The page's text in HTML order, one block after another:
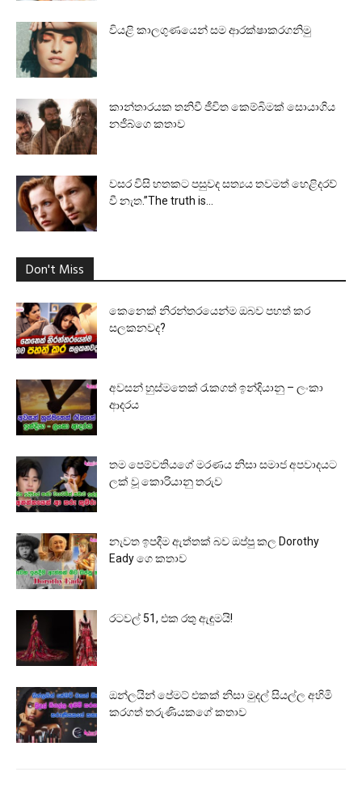
වියළි කාලගුණයෙන් සම ආරක්ෂාකරගනිමු
කාන්තාරයක තනිවී ජීවිත කෙම්බිමක් සොයාගිය
නජීබ්ගෙ කතාව
වසර විසි හතකට පසුවද සත්‍යය තවමත් හෙළිදරව්
වී නැත.”The truth is...
Don't Miss
කෙනෙක් නිරන්තරයෙන්ම ඔබව පහත් කර
සලකනවද?
අවසන් හුස්මතෙක් රැකගත් ඉන්දියානු – ලංකා
ආදරය
තම පෙම්වතියගේ මරණය නිසා සමාජ අපවාදයට
ලක් වූ කොරියානු තරුව
නැවත ඉපදීම ඇත්තක් බව ඔප්පු කල Dorothy
Eady ගෙ කතාව
රටවල් 51, එක රතු ඇඳුමයි!
ඔන්ලයින් පේමට් එකක් නිසා මුදල් සියල්ල අහිමි
කරගත් තරුණියකගේ කතාව